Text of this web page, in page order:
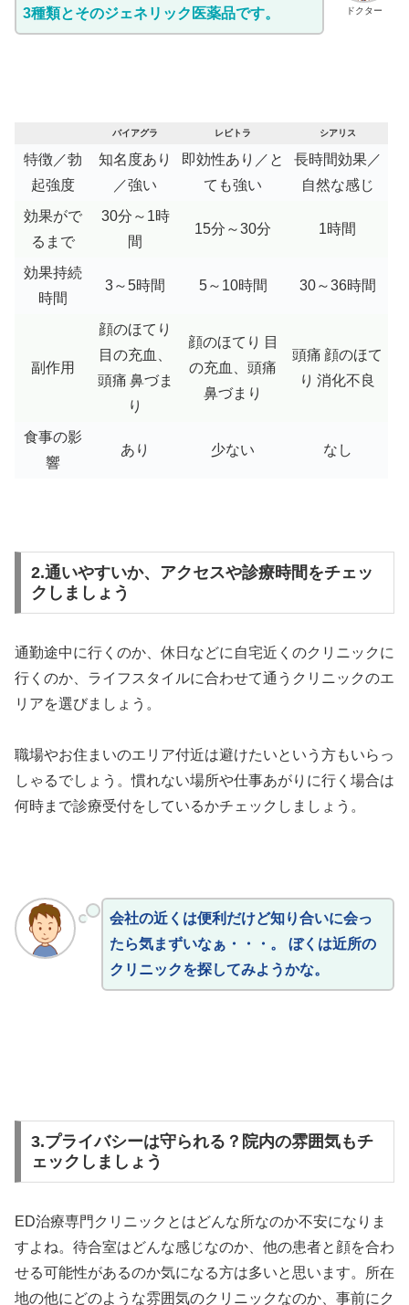
ドクター
3種類とそのジェネリック医薬品です。
バイアグラ レビトラ シアリス
特徴／勃
起強度
知名度あり
／強い
即効性あり／と
ても強い
長時間効果／
自然な感じ
効果がで
るまで
30分～1時
間
15分～30分 1時間
効果持続
時間
3～5時間 5～10時間 30～36時間
副作用
顔のほてり
目の充血、
頭痛 鼻づま
り
顔のほてり 目
の充血、頭痛
鼻づまり
頭痛 顔のほて
り 消化不良
食事の影
響
あり 少ない なし
2.通いやすいか、アクセスや診療時間をチェッ
クしましょう
通勤途中に行くのか、休日などに自宅近くのクリニックに
行くのか、ライフスタイルに合わせて通うクリニックのエ
リアを選びましょう。
職場やお住まいのエリア付近は避けたいという方もいらっ
しゃるでしょう。慣れない場所や仕事あがりに行く場合は
何時まで診療受付をしているかチェックしましょう。
会社の近くは便利だけど知り合いに会っ
たら気まずいなぁ・・・。 ぼくは近所の
クリニックを探してみようかな。
3.プライバシーは守られる？院内の雰囲気もチ
ェックしましょう
ED治療専門クリニックとはどんな所なのか不安になりま
すよね。待合室はどんな感じなのか、他の患者と顔を合わ
せる可能性があるのか気になる方は多いと思います。所在
地の他にどのような雰囲気のクリニックなのか、事前にク